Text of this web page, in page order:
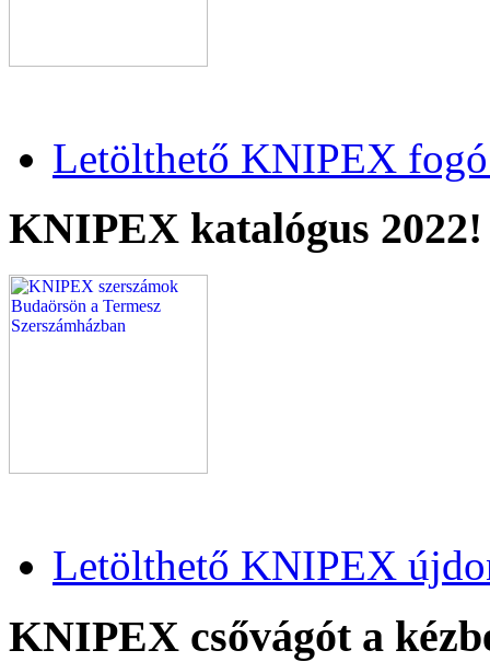
Letölthető KNIPEX fogó
KNIPEX katalógus 2022!
Letölthető KNIPEX
KNIPEX csővágót a